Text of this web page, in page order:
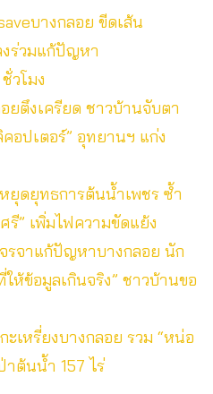
บางกลอย ขีดเส้น
ร่วมแก้ปัญหา
วโมง
ยตึงเครียด ชาวบ้านจับตา
คอปเตอร์” อุทยานฯ แก่ง
ยุดยุทธการต้นน้ำเพชร ซ้ำ
รี” เพิ่มไฟความขัดแย้ง
รจาแก้ปัญหาบางกลอย นัก
ห้ข้อมูลเกินจริง” ชาวบ้านขอ
ะเหรี่ยงบางกลอย รวม “หน่อ
าต้นน้ำ 157 ไร่